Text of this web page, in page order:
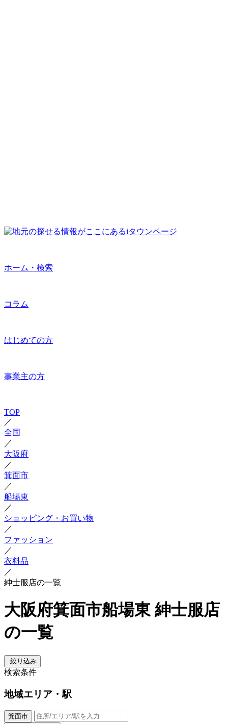
ホーム・検索
コラム
はじめての方
事業主の方
TOP
／
全国
／
大阪府
／
箕面市
／
船場東
／
ショッピング・お買い物
／
ファッション
／
衣料品
／
紳士服店の一覧
大阪府箕面市船場東 紳士服店
の一覧
絞り込み
検索条件
地域エリア・駅
箕面市